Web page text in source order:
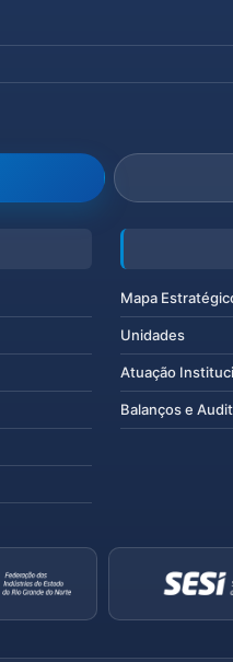
Mapa
Unidades
Atuação
Balanços e